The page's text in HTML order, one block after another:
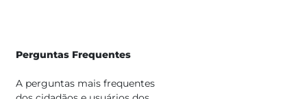
Perguntas Frequentes
A perguntas mais frequentes